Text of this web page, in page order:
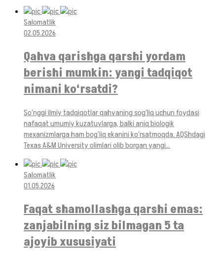
Salomatlik
02.05.2026
Qahva qarishga qarshi yordam
berishi mumkin: yangi tadqiqot
nimani ko‘rsatdi?
So‘nggi ilmiy tadqiqotlar qahvaning sog‘liq uchun foydasi
nafaqat umumiy kuzatuvlarga, balki aniq biologik
mexanizmlarga ham bog‘liq ekanini ko‘rsatmoqda. AQShdagi
Texas A&M University olimlari olib borgan yangi...
Salomatlik
01.05.2026
Faqat shamollashga qarshi emas:
zanjabilning siz bilmagan 5 ta
ajoyib xususiyati